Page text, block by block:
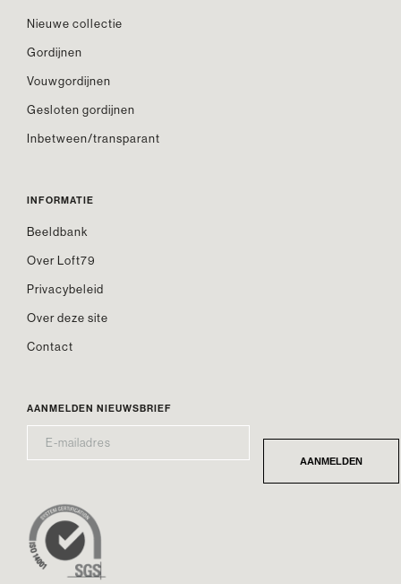
Nieuwe collectie
Gordijnen
Vouwgordijnen
Gesloten gordijnen
Inbetween/transparant
INFORMATIE
Beeldbank
Over Loft79
Privacybeleid
Over deze site
Contact
AANMELDEN NIEUWSBRIEF
MAILADRES* AANMELDEN